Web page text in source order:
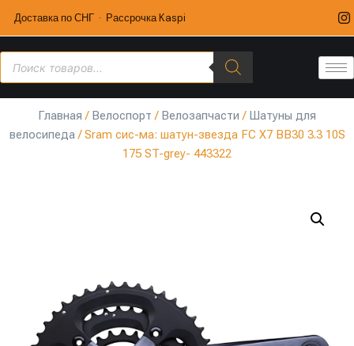
Доставка по СНГ · Рассрочка Kaspi
Главная / Велоспорт / Велозапчасти / Шатуны для
велосипеда/ Sram сис-ма: шатун-звезда FC X7 BB30 3.3 10S
175 ST-grey- 443322